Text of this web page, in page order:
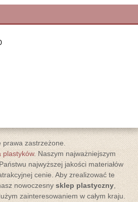
prawa zastrzeżone.
plastyków. Naszym najważniejszym
najwyższej jakości materiałów
cenie. Aby zrealizować te
nowoczesnysklep plastyczny,
zainteresowaniem w całym kraju.